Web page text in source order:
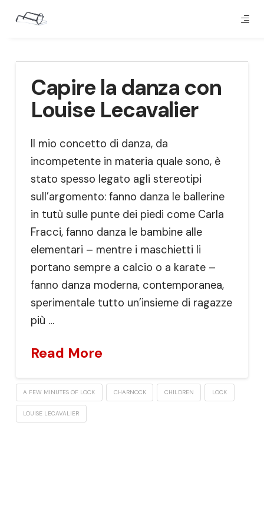
Capire la danza con
Louise Lecavalier
Il mio concetto di danza, da
incompetente in materia quale sono, è
stato spesso legato agli stereotipi
sull’argomento: fanno danza le ballerine
in tutù sulle punte dei piedi come Carla
Fracci, fanno danza le bambine alle
elementari – mentre i maschietti li
portano sempre a calcio o a karate –
fanno danza moderna, contemporanea,
sperimentale tutto un’insieme di ragazze
più …
Read More
A FEW MINUTES OF LOCK CHARNOCK CHILDREN LOCK
LOUISE LECAVALIER